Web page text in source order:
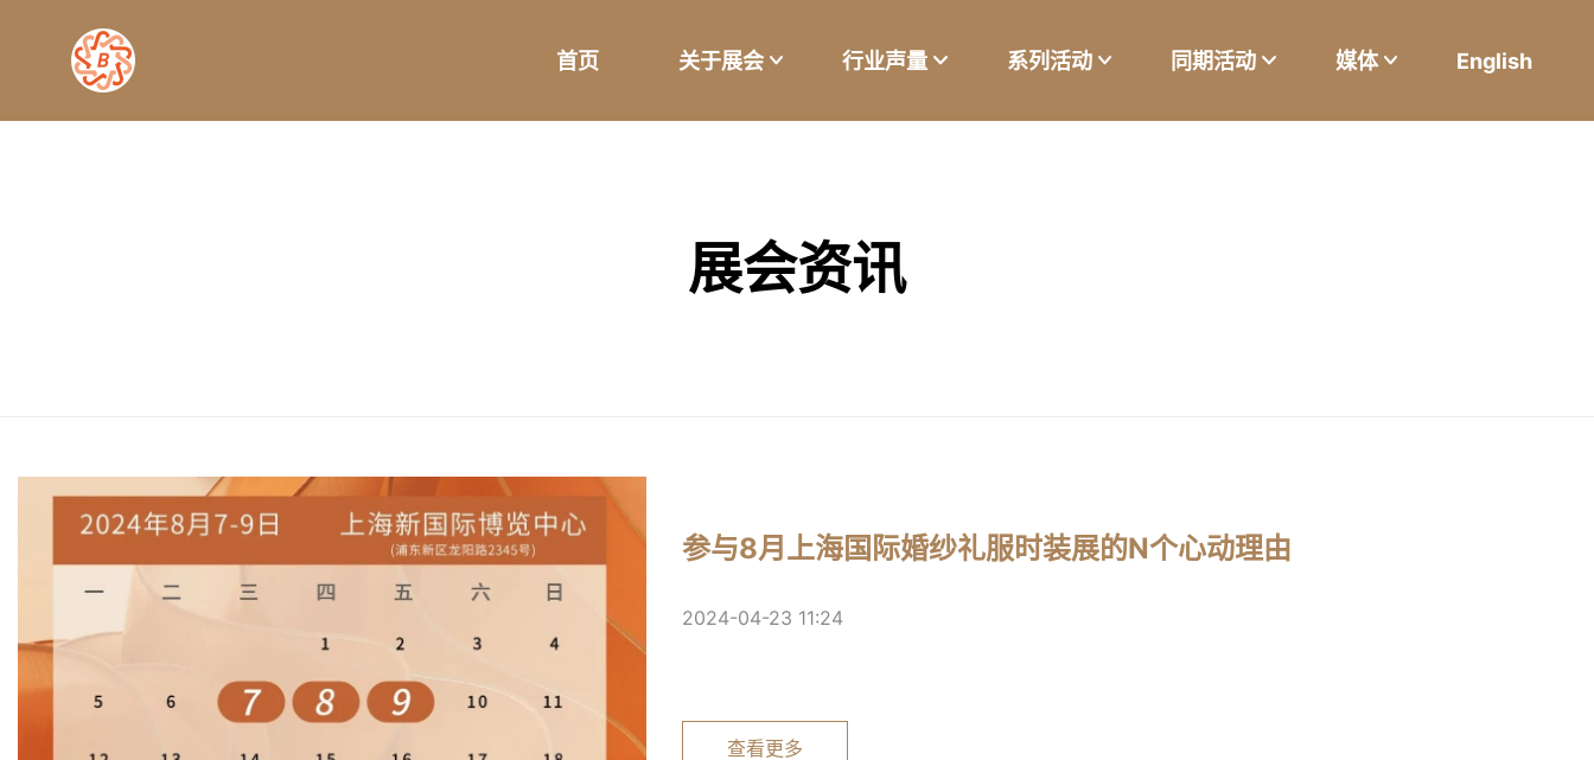
首页 关于展会 行业声量 系列活动 同期活动 媒体 English
展会资讯
参与8月上海国际婚纱礼服时装展的N个心动理由
2024-04-23 11:24
查看更多